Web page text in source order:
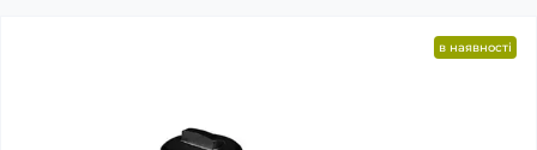
в наявності